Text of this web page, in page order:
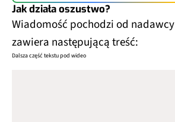
Jak działa oszustwo?
Wiadomość pochodzi od nadawcy
zawiera następującą treść:
Dalsza część tekstu pod wideo